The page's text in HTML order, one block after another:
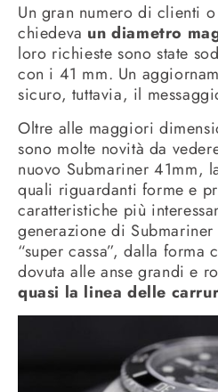
Un gran numero di clienti
chiedeva un diametro
loro richieste sono state
con i 41 mm. Un
sicuro, tuttavia, il
Oltre alle maggiori
sono molte novità da
nuovo Submariner 41mm,
quali riguardanti forme e
caratteristiche più
generazione di
“super cassa”, dalla forma
dovuta alle anse grandi e
quasi la linea delle